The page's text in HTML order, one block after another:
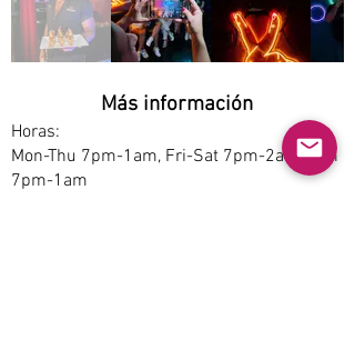
Más información
Horas:
Mon-Thu 7pm-1am, Fri-Sat 7pm-2am, Sun
7pm-1am